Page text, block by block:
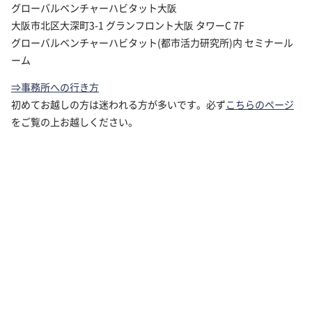
グローバルベンチャーハビタット大阪
大阪市北区大深町3-1 グランフロント大阪 タワーC 7F
グローバルベンチャーハビタット(都市活力研究所)内 セミナール
ーム
⇒事務所への行き方
初めてお越しの方は迷われる方が多いです。必ずこちらのページ
をご覧の上お越しください。